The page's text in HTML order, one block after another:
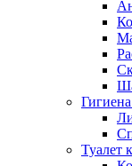
Туалет